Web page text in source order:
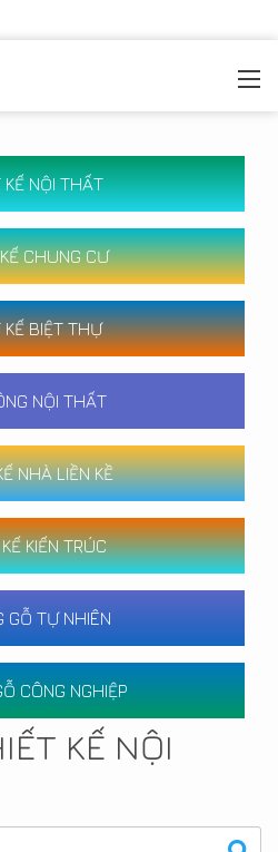
KẾ NỘI THẤT
CHUNG CƯ
KẾ BIỆT THỰ
NỘI THẤT
NHÀ LIỀN KỀ
KIẾN TRÚC
GỖ TỰ NHIÊN
CÔNG NGHIỆP
KẾ NỘI